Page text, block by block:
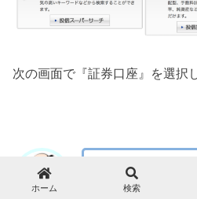
次の画面で『証券口座』を選択
楽天クレカ積立は
額が大きい場合は
ホーム 検索